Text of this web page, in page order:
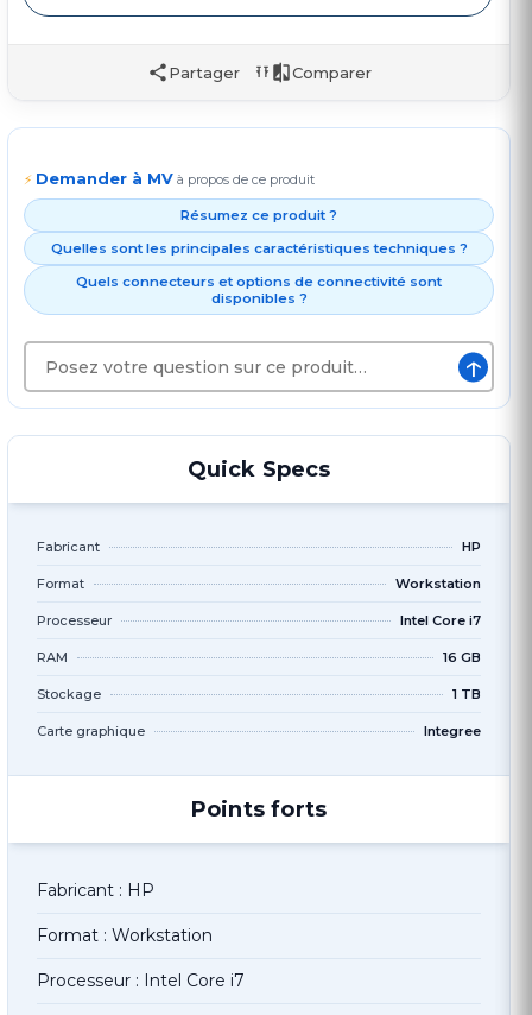
Partager Comparer
⚡ Demander à MV à propos de ce produit
Résumez ce produit ?
Quelles sont les principales caractéristiques techniques ?
Quels connecteurs et options de connectivité sont
disponibles ?
↑
Quick Specs
Fabricant HP
Format Workstation
Processeur Intel Core i7
RAM 16 GB
Stockage 1 TB
Carte graphique Integree
Points forts
Fabricant : HP
Format : Workstation
Processeur : Intel Core i7